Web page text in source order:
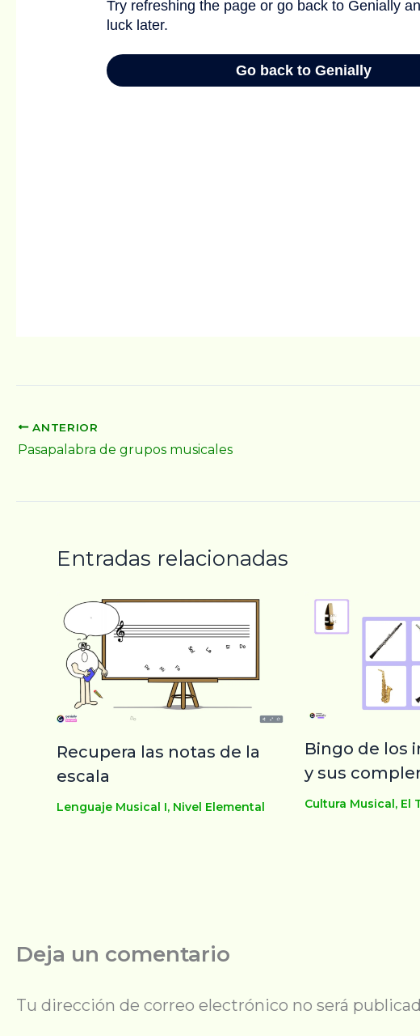
ANTERIOR
Pasapalabra de grupos musicales
Entradas relacionadas
Recupera las notas de la
escala
Lenguaje Musical I, Nivel Elemental
Bingo de los
y sus
Cultura Musical, El
Deja un comentario
Tu dirección de correo electrónico no será